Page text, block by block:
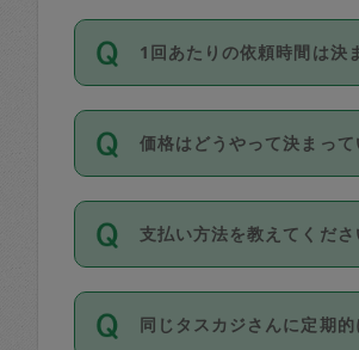
1回あたりの依頼時間は決
依頼1回につき3時間固定
い。機能をご利用いただ
が必要です。なお、3時間
価格はどうやって決まって
11種類の価格帯の中から
タスカジさんの価格設定
除々に設定可能な最高額
支払い方法を教えてくださ
お支払方法はクレジット
Club）のみとなります。
同じタスカジさんに定期